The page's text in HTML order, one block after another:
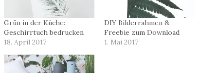
Grün in der Küche:
Geschirrtuch bedrucken
18. April 2017
DIY Bilderrahmen &
Freebie zum Download
1. Mai 2017